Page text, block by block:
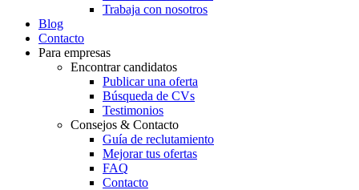
Trabaja con nosotros
Blog
Contacto
Para empresas
Encontrar candidatos
Publicar una oferta
Búsqueda de CVs
Testimonios
Consejos & Contacto
Guía de reclutamiento
Mejorar tus ofertas
FAQ
Contacto